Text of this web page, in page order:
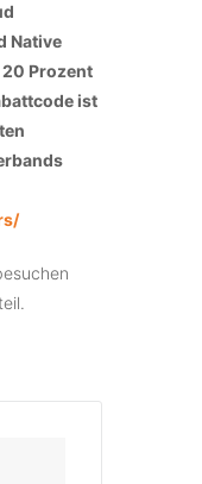
Native
Prozent
ist